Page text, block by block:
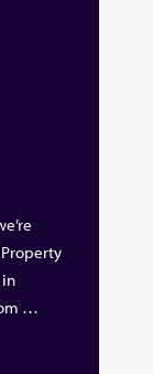
in
…